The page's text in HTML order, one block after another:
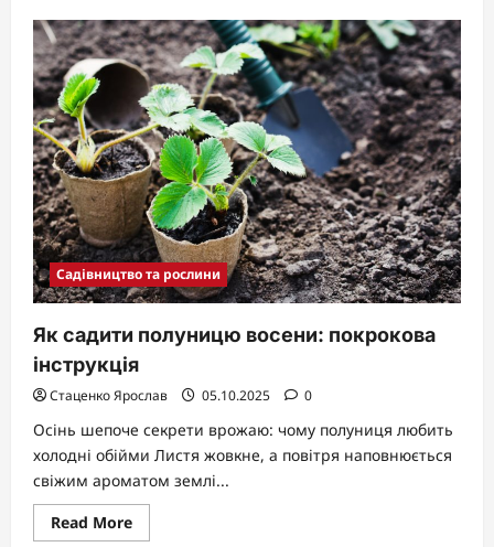
Як
посадити
гортензію:
покроковий
гайд
від
А
до
Я
Садівництво та рослини
Як садити полуницю восени: покрокова
інструкція
Стаценко Ярослав 05.10.2025 0
Осінь шепоче секрети врожаю: чому полуниця любить
холодні обійми Листя жовкне, а повітря наповнюється
свіжим ароматом землі...
Read MoreRead
more